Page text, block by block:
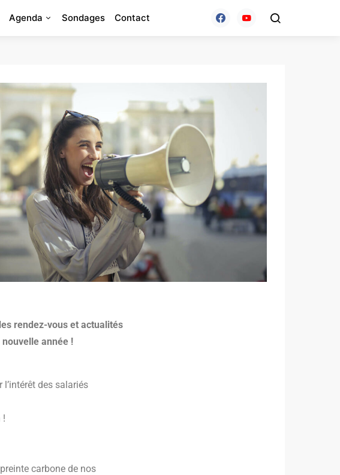
Agenda Sondages Contact
rendez-vous et actualités
année !
des salariés
!
carbone de nos